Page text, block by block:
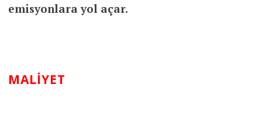
emisyonlara yol açar.
MALIYET